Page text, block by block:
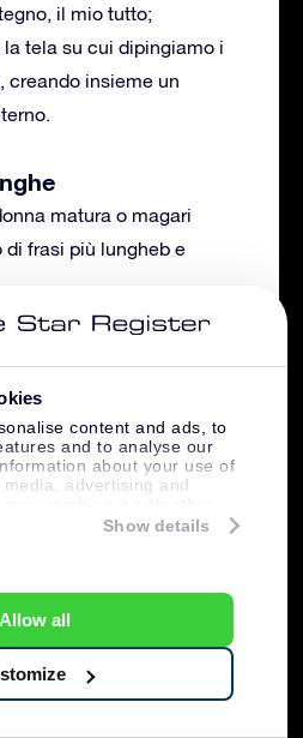
content and ads, to
and to analyse our
about your use of
advertising and
provided to them or that
Show details
Allow all
il mio tutto;
tela su cui dipingiamo i
creando insieme un
matura o magari
frasi più lungheb e